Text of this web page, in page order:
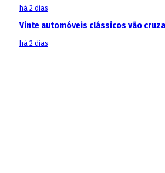
há 2 dias
Vinte automóveis clássicos vão
há 2 dias